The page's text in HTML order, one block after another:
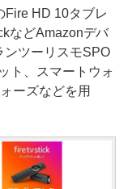
Fire HD 10タブレ
などAmazonデバ
ンツーリスモSPO
ト、スマートウォ
ーズなどを用